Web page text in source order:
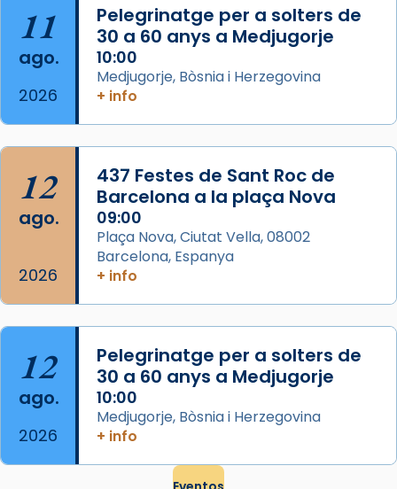
Patró de Galícia, després de les invasions
musulmanes fou venerat com a patró dels
Regnes castellans i més tard de tota
Espanya.
View on Facebook · Share
11
ago.
2026
Pelegrinatge per a solters de
30 a 60 anys a Medjugorje
10:00
Medjugorje, Bòsnia i Herzegovina
+ info
12
ago.
2026
437 Festes de Sant Roc de
Barcelona a la plaça Nova
09:00
Plaça Nova, Ciutat Vella, 08002
Barcelona, Espanya
+ info
12
ago.
2026
Pelegrinatge per a solters de
30 a 60 anys a Medjugorje
10:00
Medjugorje, Bòsnia i Herzegovina
+ info